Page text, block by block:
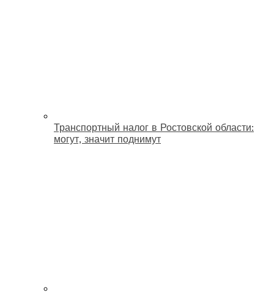
Транспортный налог в Ростовской области:
могут, значит поднимут